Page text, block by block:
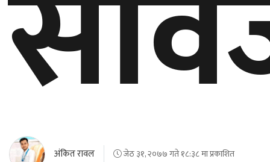
अंकित रावल जेठ ३१, २०७७ गते १८:३८ मा प्रकाशित